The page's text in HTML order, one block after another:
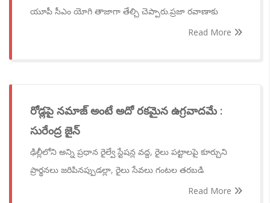
యూపీ సీఎం యోగి తాజాగా తేల్చి చెప్పారు.ప్రజా రవాణాకు
Read More
రోడ్లపై నమాజ్ అంటే అదో రకమైన ఉగ్రవాదమే :
సురేంద్ర జైన్
ఢిల్లీలోని అన్ని ప్రధాన రైల్వే స్టేషన్ల వద్ద, రైలు పట్టాలపై కూర్చుని
ప్రార్థనలు జరిపినప్పుడల్లా, రైలు సేవలు గంటల తరబడి
Read More